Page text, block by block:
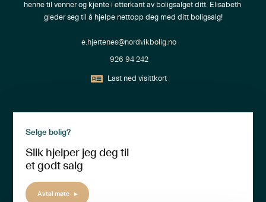
henne til venner og kjente i etterkant av boligsalget ditt. Elisabeth
gleder seg til å hjelpe nettopp deg med ditt boligsalg!
e.hjertenes@nordvikbolig.no
926 94 242
Last ned visittkort
Selge bolig?
Slik hjelper jeg deg til
et godt salg
Avtal møte